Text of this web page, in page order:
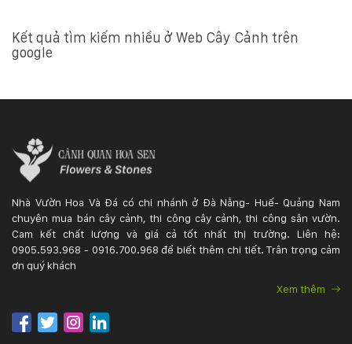
Kết quả tìm kiếm nhiều ở Web Cây Cảnh trên
google
Nhà Vườn Hoa Và Đá có chi nhánh ở Đà Nẵng- Huế- Quảng Nam
chuyên mua bán cây cảnh, thi công cây cảnh, thi công sân vườn.
Cam kết chất lượng và giá cả tốt nhất thị trường. Liên hệ:
0905.593.968 - 0916.700.968 để biết thêm chi tiết. Trân trọng cảm
ơn quý khách
Xem thêm